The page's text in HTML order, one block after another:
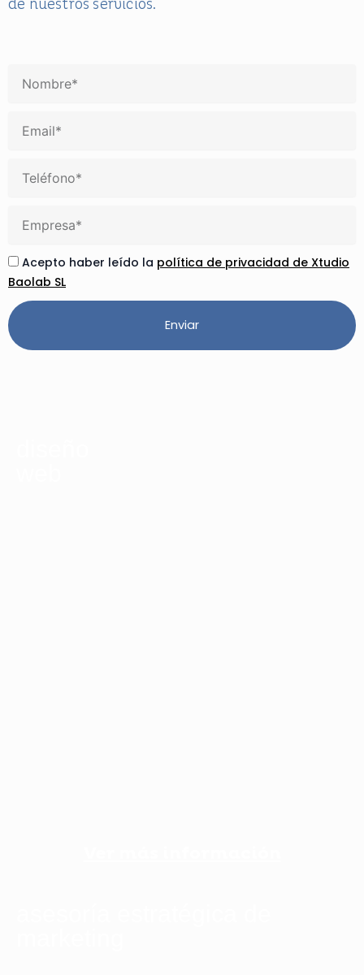
de nuestros servicios.
Acepto haber leído la política de privacidad de Xtudio
Baolab SL
Enviar